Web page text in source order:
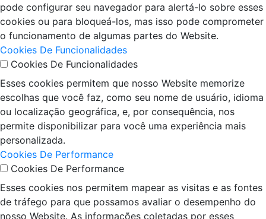
pode configurar seu navegador para alertá-lo sobre esses
cookies ou para bloqueá-los, mas isso pode comprometer
o funcionamento de algumas partes do Website.
Cookies De Funcionalidades
Cookies De Funcionalidades
Esses cookies permitem que nosso Website memorize
escolhas que você faz, como seu nome de usuário, idioma
ou localização geográfica, e, por consequência, nos
permite disponibilizar para você uma experiência mais
personalizada.
Cookies De Performance
Cookies De Performance
Esses cookies nos permitem mapear as visitas e as fontes
de tráfego para que possamos avaliar o desempenho do
nosso Website. As informações coletadas por esses